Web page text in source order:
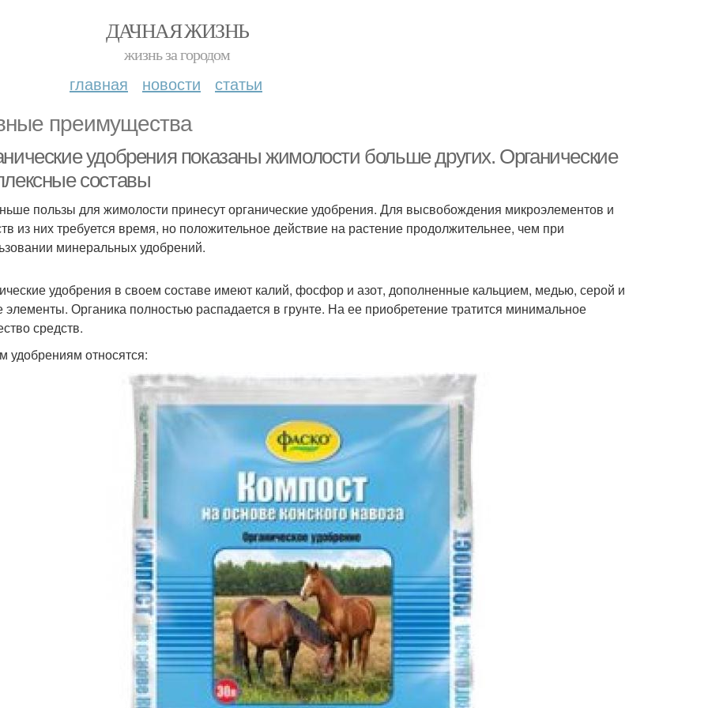
ДАЧНАЯ ЖИЗНЬ
жизнь за городом
главная новости статьи
преимущества
удобрения показаны жимолости больше других. Органические
составы
пользы для жимолости принесут органические удобрения. Для высвобождения микроэлементов и
из них требуется время, но положительное действие на растение продолжительнее, чем при
минеральных удобрений.
удобрения в своем составе имеют калий, фосфор и азот, дополненные кальцием, медью, серой и
элементы. Органика полностью распадается в грунте. На ее приобретение тратится минимальное
средств.
удобрениям относятся: